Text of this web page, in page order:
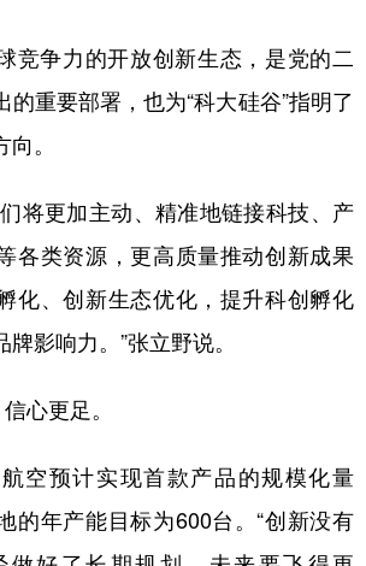
争力的开放创新生态，是党的二
重要部署，也为“科大硅谷”指明了
。
更加主动、精准地链接科技、产
各类资源，更高质量推动创新成果
化、创新生态优化，提升科创孵化
影响力。”张立野说。
心更足。
预计实现首款产品的规模化量
的年产能目标为600台。“创新没有